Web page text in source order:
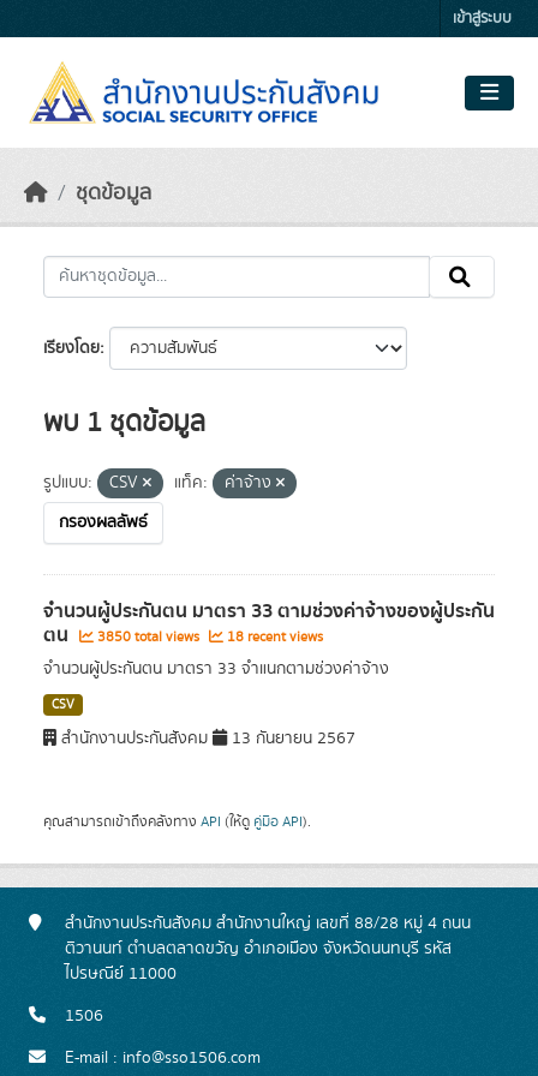
เข้าสู่ระบบ
ชุดข้อมูล
เรียงโดย
พบ 1 ชุดข้อมูล
รูปแบบ: CSV แท็ค:
ค่าจ้าง
กรองผลลัพธ์
จำนวนผู้ประกันตน มาตรา 33 ตามช่วงค่าจ้างของผู้ประกัน
ตน 3850 total views 18 recent views
จำนวนผู้ประกันตน มาตรา 33 จำแนกตามช่วงค่าจ้าง
CSV
สำนักงานประกันสังคม 13 กันยายน 2567
คุณสามารถเข้าถึงคลังทาง API (ให้ดู คู่มือ API).
สำนักงานประกันสังคม สำนักงานใหญ่ เลขที่ 88/28 หมู่ 4 ถนน
ติวานนท์ ตำบลตลาดขวัญ อำเภอเมือง จังหวัดนนทบุรี รหัส
ไปรษณีย์ 11000
1506
E-mail : info@sso1506.com